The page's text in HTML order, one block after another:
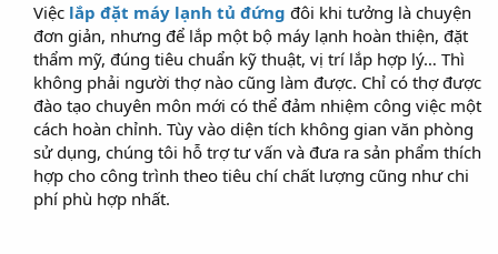
Việc lắp đặt máy lạnh tủ đứng đôi khi tưởng là chuyện
đơn giản, nhưng để lắp một bộ máy lạnh hoàn thiện, đặt
thẩm mỹ, đúng tiêu chuẩn kỹ thuật, vị trí lắp hợp lý… Thì
không phải người thợ nào cũng làm được. Chỉ có thợ được
đào tạo chuyên môn mới có thể đảm nhiệm công việc một
cách hoàn chỉnh. Tùy vào diện tích không gian văn phòng
sử dụng, chúng tôi hỗ trợ tư vấn và đưa ra sản phẩm thích
hợp cho công trình theo tiêu chí chất lượng cũng như chi
phí phù hợp nhất.